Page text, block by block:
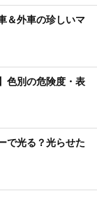
＆外車の珍しいマ
色別の危険度・表
で光る？光らせた